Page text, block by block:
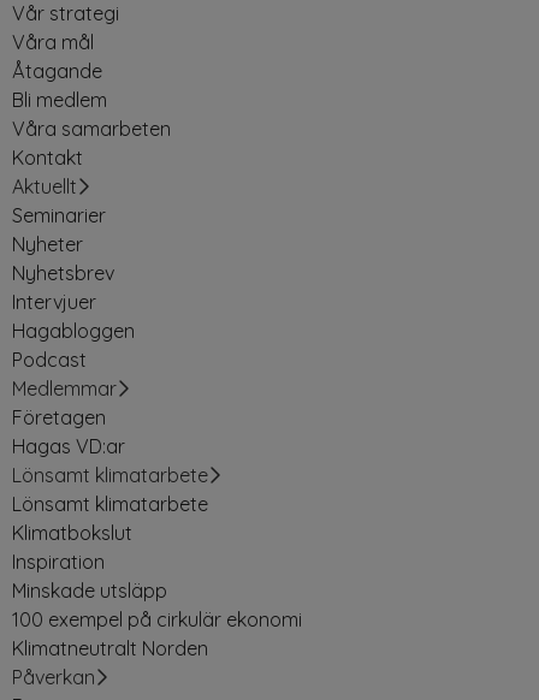
Vår strategi
Våra mål
Åtagande
Bli medlem
Våra samarbeten
Kontakt
Aktuellt
Seminarier
Nyheter
Nyhetsbrev
Intervjuer
Hagabloggen
Podcast
Medlemmar
Företagen
Hagas VD:ar
Lönsamt klimatarbete
Lönsamt klimatarbete
Klimatbokslut
Inspiration
Minskade utsläpp
100 exempel på cirkulär ekonomi
Klimatneutralt Norden
Påverkan